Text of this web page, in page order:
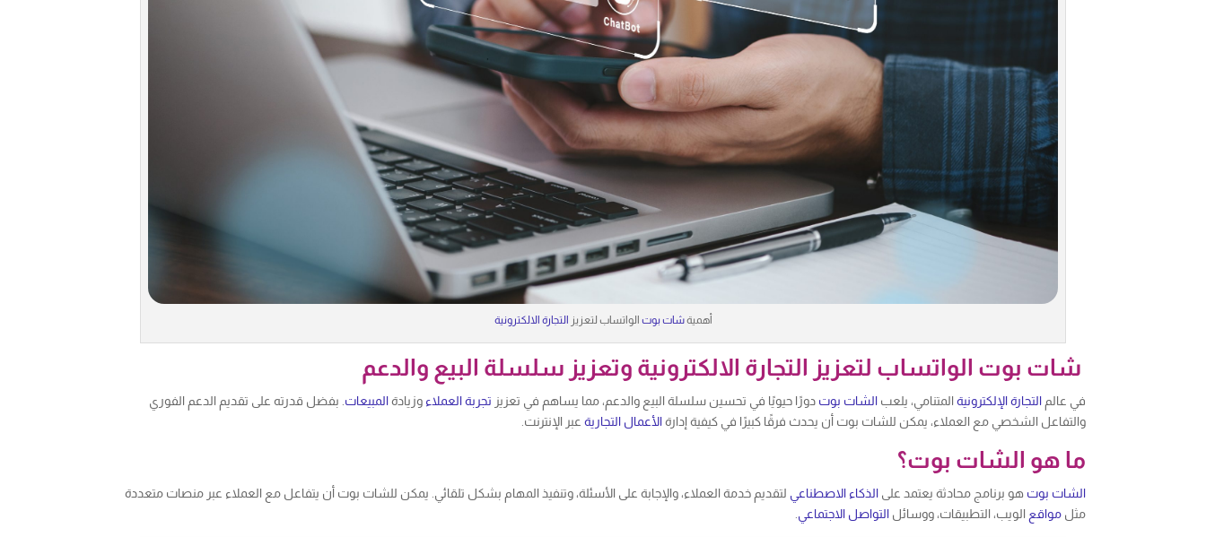
أهميةشات بوت الواتساب لتعزيز التجارة الالكترونية
شات بوت الواتساب لتعزيز التجارة الالكترونية وتعزيز سلسلة البيع والدعم
في عالمالتجارة الإلكترونيةالمتنامي، يلعبالشات بوت دورًا حيويًا في تحسين سلسلة البيع والدعم، مما يساهم في تعزيز تجربة العملاء وزيادةالمبيعات . بفضل قدرته على تقديم الدعم الفوري
والتفاعل الشخصي مع العملاء، يمكن للشات بوت أن يحدث فرقًا كبيرًا في كيفية إدارةالأعمال التجارية عبر الإنترنت.
ما هو الشات بوت؟
الشات بوت هو برنامج محادثة يعتمد علىالذكاء الاصطناعي لتقديم خدمة العملاء، والإجابة على الأسئلة، وتنفيذ المهام بشكل تلقائي. يمكن للشات بوت أن يتفاعل مع العملاء عبر منصات متعددة
مثلمواقع الويب، التطبيقات، ووسائلالتواصل الاجتماعي